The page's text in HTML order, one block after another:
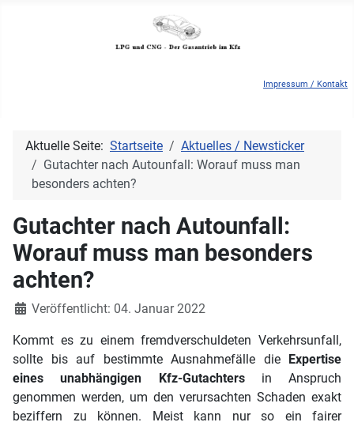
Impressum / Kontakt
Aktuelle Seite: Startseite
Aktuelles / Newsticker
Gutachter nach Autounfall: Worauf muss man
besonders achten?
Gutachter nach Autounfall:
Worauf muss man besonders
achten?
DetailsVeröffentlicht: 04. Januar 2022
Kommt es zu einem fremdverschuldeten Verkehrsunfall,
sollte bis auf bestimmte Ausnahmefälle die Expertise
eines unabhängigen Kfz-Gutachtersin Anspruch
genommen werden, um den verursachten Schaden exakt
beziffern zu können. Meist kann nur so ein fairer